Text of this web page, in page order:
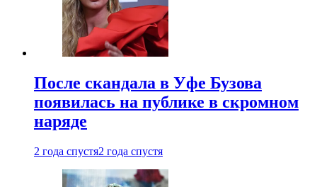
После скандала в Уфе Бузова
появилась на публике в скромном
наряде
2 года спустя2 года спустя